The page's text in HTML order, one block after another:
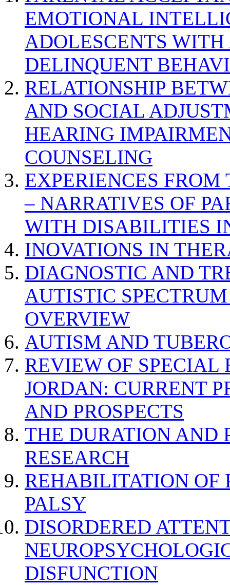
EMOTIONAL
ADOLESCENTS
DELINQUENT
RELATIONSHIP
AND SOCIAL
HEARING
COUNSELING
EXPERIENCES
– NARRATIVES OF
WITH DISABILITIES
INOVATIONS IN
DIAGNOSTIC AND
AUTISTIC
OVERVIEW
AUTISM AND
REVIEW OF SPECIAL
JORDAN: CURRENT
AND PROSPECTS
THE DURATION AND
RESEARCH
REHABILITATION OF
PALSY
DISORDERED
DISFUNCTION